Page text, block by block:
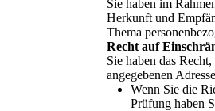
Sie haben im
Herkunft und
Thema
Recht auf
Sie haben das
angegebenen
Wenn Sie die
Prüfung haben